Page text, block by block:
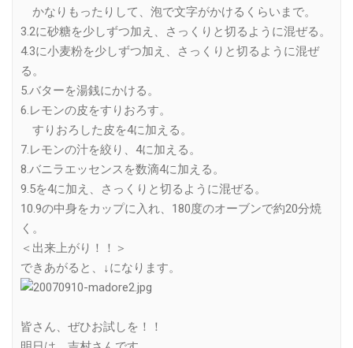
かなりもったりして、泡で文字がかけるくらいまで。
3.2に砂糖を少しずつ加え、さっくりと切るように混ぜる。
4.3に小麦粉を少しずつ加え、さっくりと切るように混ぜ
る。
5.バターを湯銭にかける。
6.レモンの皮をすりおろす。
すりおろした皮を4に加える。
7.レモンの汁を絞り、4に加える。
8.バニラエッセンスを数滴4に加える。
9.5を4に加え、さっくりと切るように混ぜる。
10.9の中身をカップに入れ、180度のオーブンで約20分焼
く。
＜出来上がり！！＞
できあがると、↓になります。
皆さん、ぜひお試しを！！